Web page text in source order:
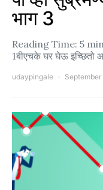
भाग 3
Reading Time: 5
1बीएचके घर घेऊ इच्छितो
udaypingale